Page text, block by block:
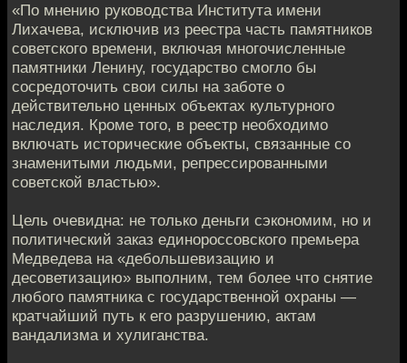
«По мнению руководства Института имени
Лихачева, исключив из реестра часть памятников
советского времени, включая многочисленные
памятники Ленину, государство смогло бы
сосредоточить свои силы на заботе о
действительно ценных объектах культурного
наследия. Кроме того, в реестр необходимо
включать исторические объекты, связанные со
знаменитыми людьми, репрессированными
советской властью».
Цель очевидна: не только деньги сэкономим, но и
политический заказ единороссовского премьера
Медведева на «дебольшевизацию и
десоветизацию» выполним, тем более что снятие
любого памятника с государственной охраны —
кратчайший путь к его разрушению, актам
вандализма и хулиганства.